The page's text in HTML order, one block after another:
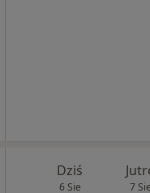
Dziś
6 Sie 7 Sie